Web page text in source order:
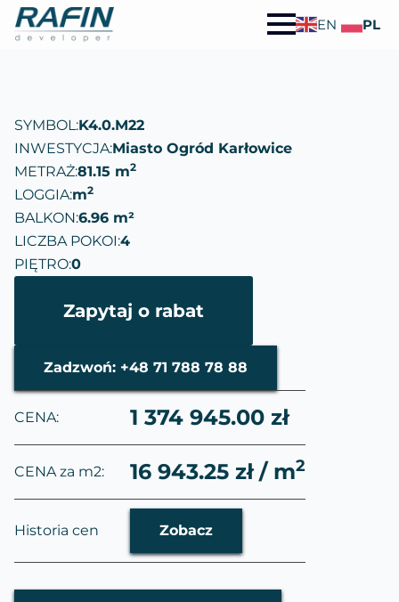
EN PL
SYMBOL:K4.0.M22
INWESTYCJA:Miasto Ogród Karłowice
METRAŻ:81.15 m2
LOGGIA:m2
BALKON:6.96 m²
LICZBA POKOI:4
PIĘTRO:0
Zapytaj o rabat
Zadzwoń: +48 71 788 78 88
CENA: 1 374 945.00 zł
CENA za m2: 16 943.25 zł / m2
Historia cen Zobacz